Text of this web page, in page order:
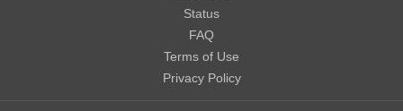
Status
FAQ
Terms of Use
Privacy Policy